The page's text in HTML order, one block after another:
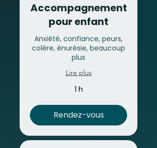
Accompagnement
pour enfant
Anxiété, confiance, peurs,
colère, énurésie, beaucoup
plus
Lire plus
1 h
Rendez-vous